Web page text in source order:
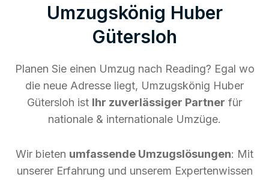
Umzugskönig Huber
Gütersloh
Planen Sie einen Umzug nach Reading? Egal wo
die neue Adresse liegt, Umzugskönig Huber
Gütersloh ist Ihr zuverlässiger Partner für
nationale & internationale Umzüge.
Wir bieten umfassende Umzugslösungen: Mit
unserer Erfahrung und unserem Expertenwissen